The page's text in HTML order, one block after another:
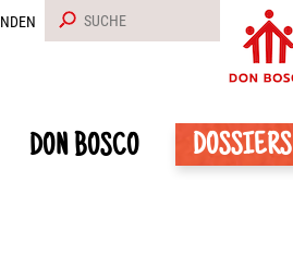
DON BOSCO DOSSIERS